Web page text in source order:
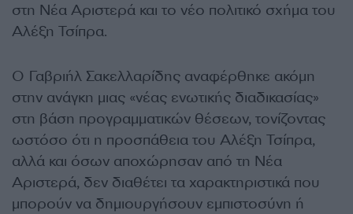
στη Νέα Αριστερά και το νέο πολιτικό σχήμα του
Αλέξη Τσίπρα.
Ο Γαβριήλ Σακελλαρίδης αναφέρθηκε ακόμη
στην ανάγκη μιας «νέας ενωτικής διαδικασίας»
στη βάση προγραμματικών θέσεων, τονίζοντας
ωστόσο ότι η προσπάθεια του Αλέξη Τσίπρα,
αλλά και όσων αποχώρησαν από τη Νέα
Αριστερά, δεν διαθέτει τα χαρακτηριστικά που
μπορούν να δημιουργήσουν εμπιστοσύνη ή